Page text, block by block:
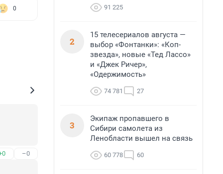
0
–0
91 225
2
15 телесериалов августа —
выбор «Фонтанки»: «Коп-
звезда», новые «Тед Лассо»
и «Джек Ричер»,
«Одержимость»
74 781 27
3
Экипаж пропавшего в
Сибири самолета из
Ленобласти вышел на связь
60 778 60